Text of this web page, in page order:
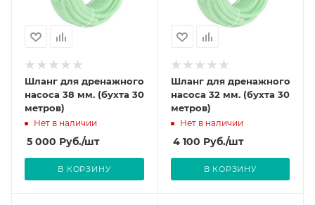
Шланг для дренажного
насоса 38 мм. (бухта 30
метров)
Нет в наличии
5 000 Руб./шт
В КОРЗИНУ
Шланг для дренажного
насоса 32 мм. (бухта 30
метров)
Нет в наличии
4 100 Руб./шт
В КОРЗИНУ